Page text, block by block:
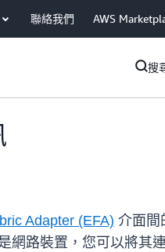
聯絡我們 AWS
搜
Adapter (EFA) 介面間
網路裝置，您可以將其